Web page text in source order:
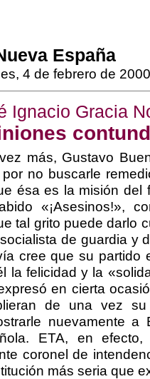
España
4 de febrero de 2000
Ignacio Gracia
más, Gustavo
no buscarle
ésa es la misión del
«¡Asesinos!»,
tal grito puede darlo
de guardia y
cree que su partido
la felicidad y la
en cierta
de una vez
nuevamente
ETA, en
coronel de
más seria que